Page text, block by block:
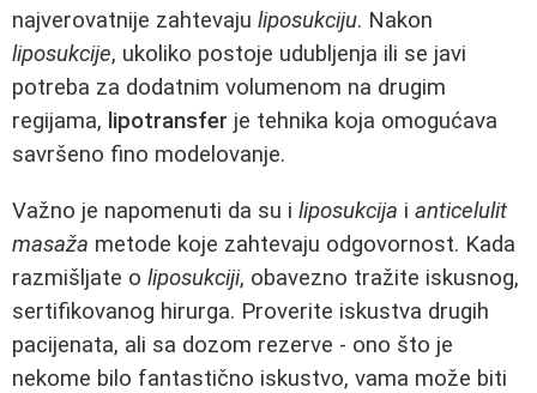
najverovatnije zahtevaju liposukciju. Nakon
liposukcije, ukoliko postoje udubljenja ili se javi
potreba za dodatnim volumenom na drugim
regijama, lipotransfer je tehnika koja omogućava
savršeno fino modelovanje.
Važno je napomenuti da su i liposukcija i anticelulit
masaža metode koje zahtevaju odgovornost. Kada
razmišljate o liposukciji, obavezno tražite iskusnog,
sertifikovanog hirurga. Proverite iskustva drugih
pacijenata, ali sa dozom rezerve - ono što je
nekome bilo fantastično iskustvo, vama može biti